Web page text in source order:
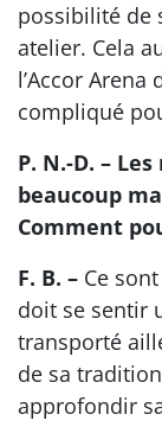
possibilité de
atelier. Cela
l’Accor
compliqué
P. N.-D. –
beaucoup
Comment
F. B. – Ce
doit se sentir
transporté
de sa
approfondir